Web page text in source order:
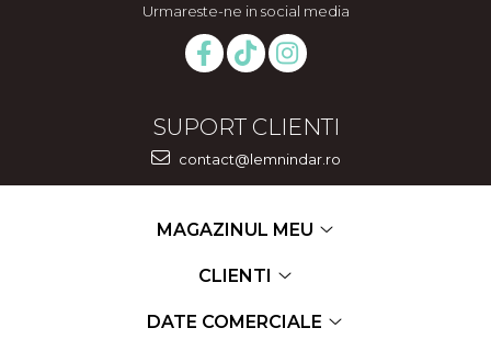
Urmareste-ne in social media
SUPORT CLIENTI
contact@lemnindar.ro
MAGAZINUL MEU
CLIENTI
DATE COMERCIALE